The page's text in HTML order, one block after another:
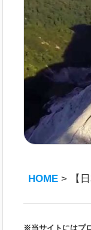
HOME > 【
※当サイトにはプ